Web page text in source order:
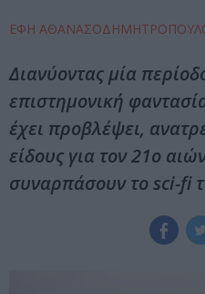
ΕΦΗ
Διανύοντας μία
επιστημονική
έχει προβλέψει,
είδους για τον 21ο
συναρπάσουν το sci-fi